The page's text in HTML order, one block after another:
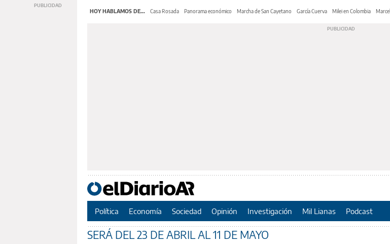
HOY HABLAMOS DE... Casa Rosada Panorama económico Marcha de San Cayetano García Cuerva Milei en Colombia
Política Economía Sociedad Opinión Investigación Mil Lianas Podcast
SERÁ DEL 23 DE ABRIL AL 11 DE MAYO